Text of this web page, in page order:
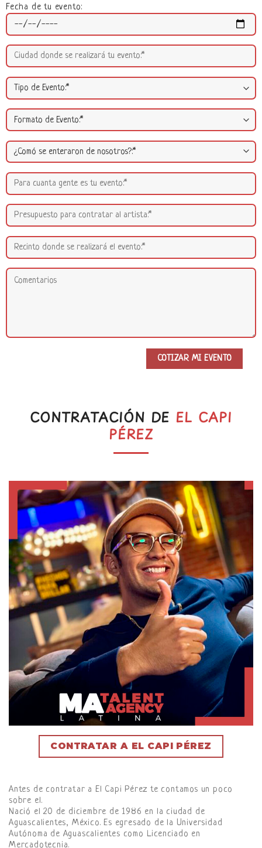
Fecha de tu evento:
CONTRATACIÓN DE EL CAPI
PÉREZ
CONTRATAR A EL CAPI PÉREZ
Antes de contratar a El Capi Pérez te contamos un poco
sobre el.
Nació el 20 de diciembre de 1986 en la ciudad de
Aguascalientes, México. Es egresado de la Universidad
Autónoma de Aguascalientes como Licenciado en
Mercadotecnia.